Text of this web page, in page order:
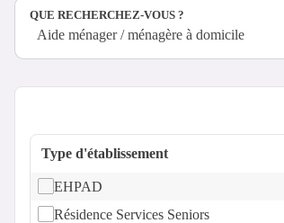
QUE RECHERCHEZ-VOUS ?
Aide ménager / ménagère à domicile
Type d'établissement
EHPAD
Résidence Services Seniors